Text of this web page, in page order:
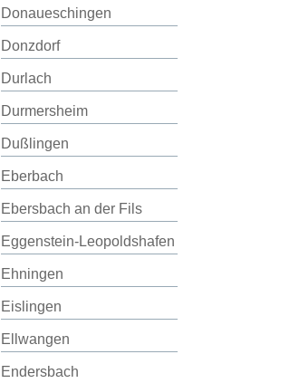
Donaueschingen
Donzdorf
Durlach
Durmersheim
Dußlingen
Eberbach
Ebersbach an der Fils
Eggenstein-Leopoldshafen
Ehningen
Eislingen
Ellwangen
Endersbach